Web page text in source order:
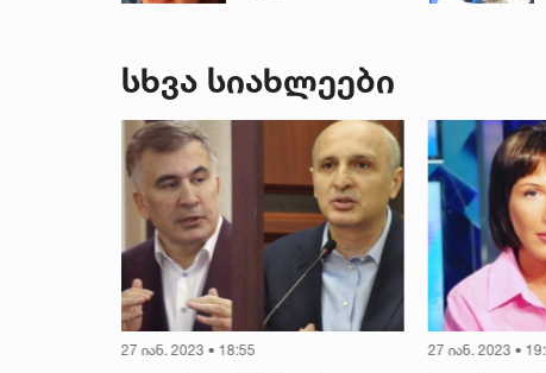
სხვა სიახლეები
27 იან. 2023 • 18:55 27 იან. 2023 •